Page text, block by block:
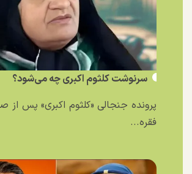
سرنوشت کلثوم اکبری چه می‌شود؟
فقره...